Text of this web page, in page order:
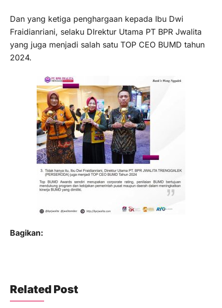
Dan yang ketiga penghargaan kepada Ibu Dwi
Fraidianriani, selaku DIrektur Utama PT BPR Jwalita
yang juga menjadi salah satu TOP CEO BUMD tahun
2024.
Bagikan:
Related Post